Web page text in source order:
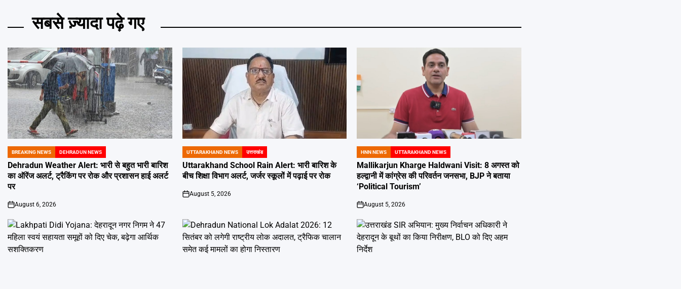
सबसे ज़्यादा पढ़े गए
POSTED
IN
BREAKING NEWS DEHRADUN NEWS
Dehradun Weather Alert: भारी से बहुत भारी बारिश
का ऑरेंज अलर्ट, ट्रैकिंग पर रोक और प्रशासन हाई अलर्ट
पर
on
August 6, 2026
POSTED
IN
UTTARAKHAND NEWS उत्तराखंड
Uttarakhand School Rain Alert: भारी बारिश के
बीच शिक्षा विभाग अलर्ट, जर्जर स्कूलों में पढ़ाई पर रोक
on
August 5, 2026
POSTED
IN
HNN NEWS UTTARAKHAND NEWS
Mallikarjun Kharge Haldwani Visit: 8 अगस्त को
हल्द्वानी में कांग्रेस की परिवर्तन जनसभा, BJP ने बताया
‘Political Tourism’
on
August 5, 2026